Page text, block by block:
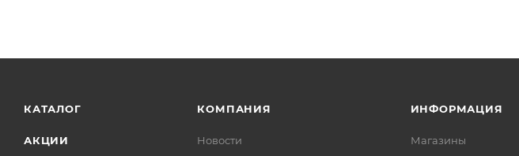
КАТАЛОГ
АКЦИИ
КОМПАНИЯ
Новости
ИНФОРМАЦИЯ
Магазины